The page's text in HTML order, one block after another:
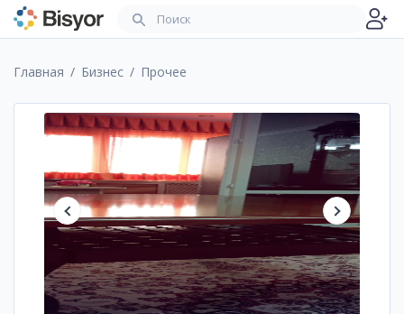
Главная Бизнес Прочее